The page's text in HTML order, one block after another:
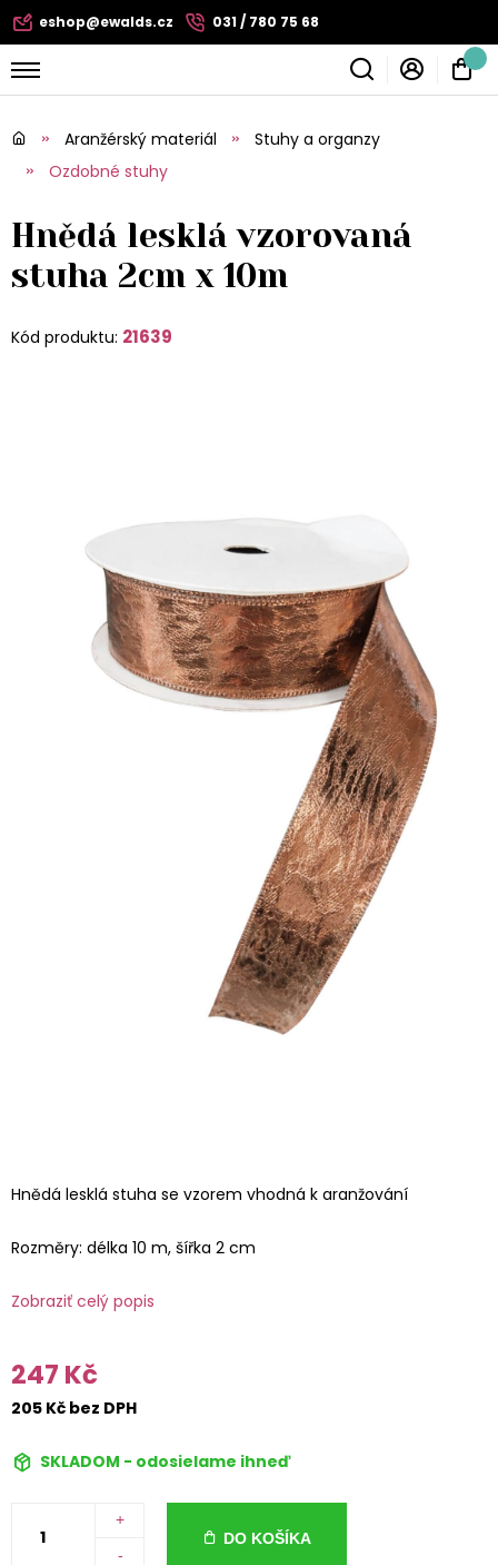
eshop@ewalds.cz 031 / 780 75 68
Aranžérský materiál
Stuhy a organzy
Ozdobné stuhy
Hnědá lesklá vzorovaná
stuha 2cm x 10m
Kód produktu: 21639
Hnědá lesklá stuha se vzorem vhodná k aranžování
Rozměry: délka 10 m, šířka 2 cm
Zobraziť celý popis
247 Kč
205 Kč bez DPH
SKLADOM - odosielame ihneď
+
-
DO KOŠÍKA